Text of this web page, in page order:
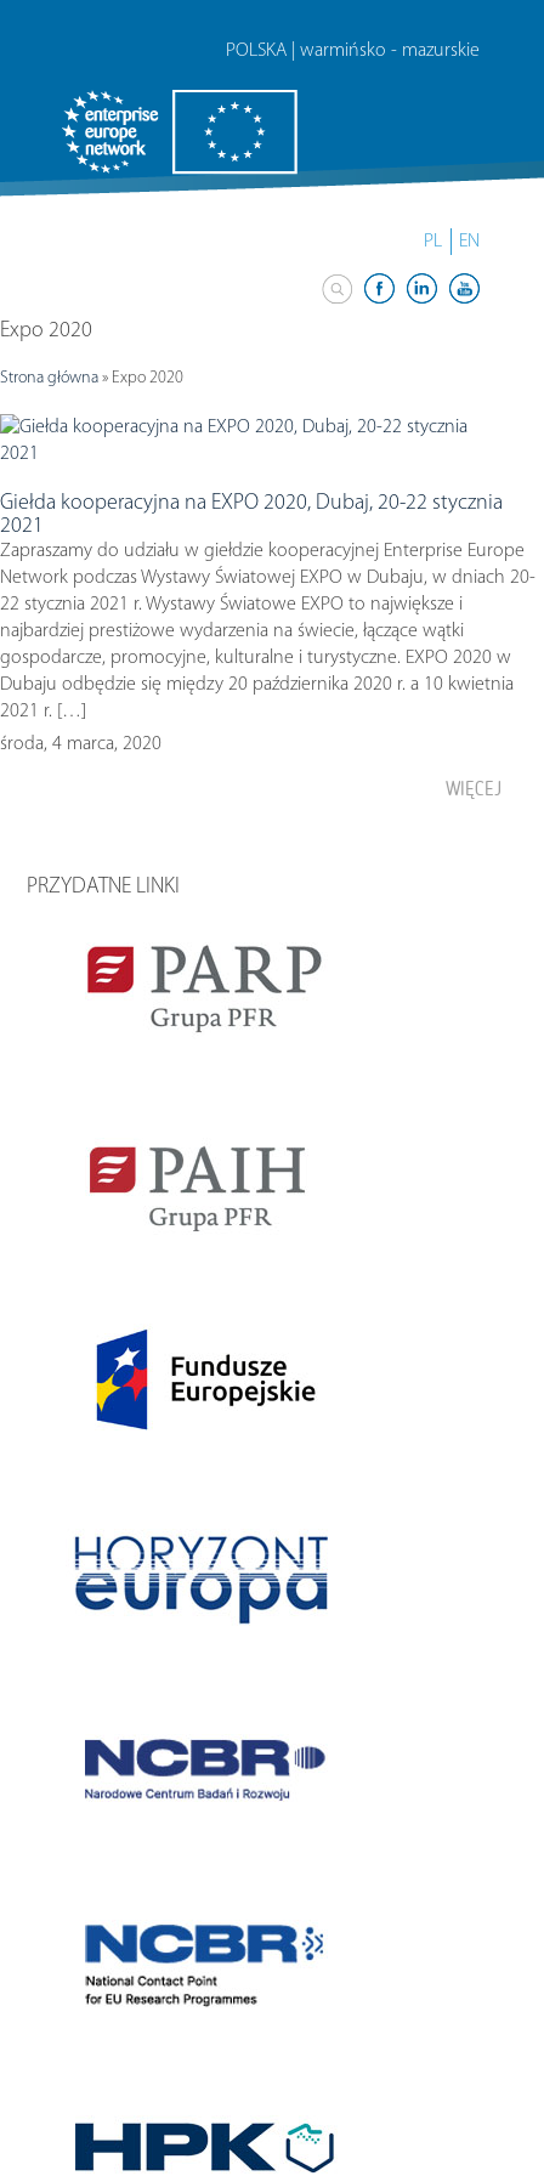
POLSKA | warmińsko - mazurskie
PL EN
Expo 2020
Strona główna » Expo 2020
Giełda kooperacyjna na EXPO 2020, Dubaj, 20-22 stycznia
2021
Zapraszamy do udziału w giełdzie kooperacyjnej Enterprise Europe
Network podczas Wystawy Światowej EXPO w Dubaju, w dniach 20-
22 stycznia 2021 r. Wystawy Światowe EXPO to największe i
najbardziej prestiżowe wydarzenia na świecie, łączące wątki
gospodarcze, promocyjne, kulturalne i turystyczne. EXPO 2020 w
Dubaju odbędzie się między 20 października 2020 r. a 10 kwietnia
2021 r. […]
środa, 4 marca, 2020
WIĘCEJ
PRZYDATNE LINKI